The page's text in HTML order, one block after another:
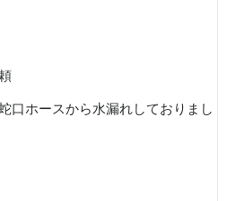
口ホースから水漏れしておりまし